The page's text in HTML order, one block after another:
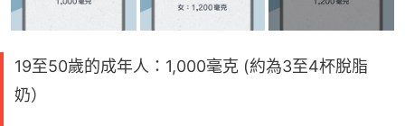
19至50歲的成年人：1,000毫克 (約為3至4杯脫脂
奶）